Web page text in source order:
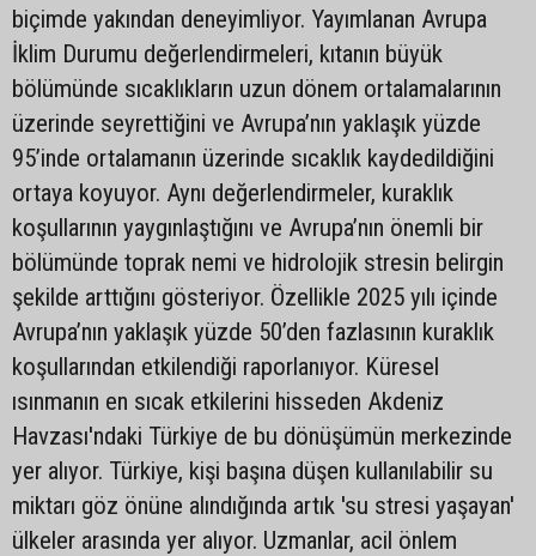
biçimde yakından deneyimliyor. Yayımlanan Avrupa
İklim Durumu değerlendirmeleri, kıtanın büyük
bölümünde sıcaklıkların uzun dönem ortalamalarının
üzerinde seyrettiğini ve Avrupa’nın yaklaşık yüzde
95’inde ortalamanın üzerinde sıcaklık kaydedildiğini
ortaya koyuyor. Aynı değerlendirmeler, kuraklık
koşullarının yaygınlaştığını ve Avrupa’nın önemli bir
bölümünde toprak nemi ve hidrolojik stresin belirgin
şekilde arttığını gösteriyor. Özellikle 2025 yılı içinde
Avrupa’nın yaklaşık yüzde 50’den fazlasının kuraklık
koşullarından etkilendiği raporlanıyor. Küresel
ısınmanın en sıcak etkilerini hisseden Akdeniz
Havzası'ndaki Türkiye de bu dönüşümün merkezinde
yer alıyor. Türkiye, kişi başına düşen kullanılabilir su
miktarı göz önüne alındığında artık 'su stresi yaşayan'
ülkeler arasında yer alıyor. Uzmanlar, acil önlem